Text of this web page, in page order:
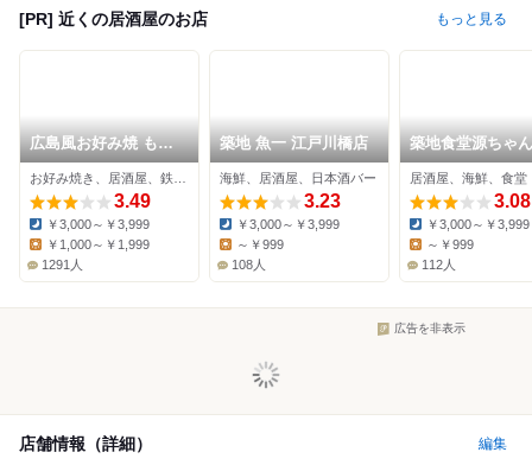
[PR] 近くの居酒屋のお店 もっと見る
広島風お好み焼 もみ
じ屋
3.49
Dinner:
￥3,000～￥3,999
￥1,000～￥1,999
1291人
築地 魚一 江戸川橋店
海鮮、居酒屋、日本酒バー
3.23
Dinner:
￥3,000～￥3,999
～￥999
108人
築地食堂源ちゃ
田橋店
居酒屋、海鮮、食堂
3.08
Dinner:
￥3,000～￥3,999
～￥999
112人
広告を非表示
店舗情報（詳細） 編集